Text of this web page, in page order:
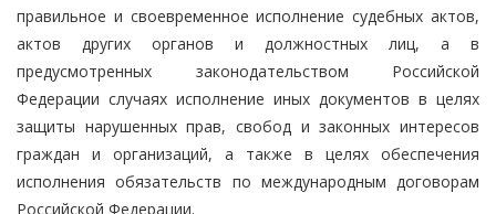
правильное и своевременное исполнение судебных актов,
актов других органов и должностных лиц, а в
предусмотренных законодательством Российской
Федерации случаях исполнение иных документов в целях
защиты нарушенных прав, свобод и законных интересов
граждан и организаций, а также в целях обеспечения
исполнения обязательств по международным договорам
Российской Федерации.